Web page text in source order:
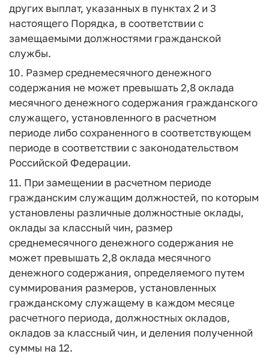
других выплат, указанных в пунктах 2 и 3
настоящего Порядка, в соответствии с
замещаемыми должностями гражданской
службы.
10. Размер среднемесячного денежного
содержания не может превышать 2,8 оклада
месячного денежного содержания гражданского
служащего, установленного в расчетном
периоде либо сохраненного в соответствующем
периоде в соответствии с законодательством
Российской Федерации.
11. При замещении в расчетном периоде
гражданским служащим должностей, по которым
установлены различные должностные оклады,
оклады за классный чин, размер
среднемесячного денежного содержания не
может превышать 2,8 оклада месячного
денежного содержания, определяемого путем
суммирования размеров, установленных
гражданскому служащему в каждом месяце
расчетного периода, должностных окладов,
окладов за классный чин, и деления полученной
суммы на 12.